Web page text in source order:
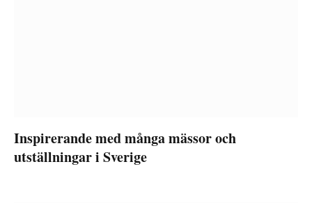
Inspirerande med många mässor och
utställningar i Sverige